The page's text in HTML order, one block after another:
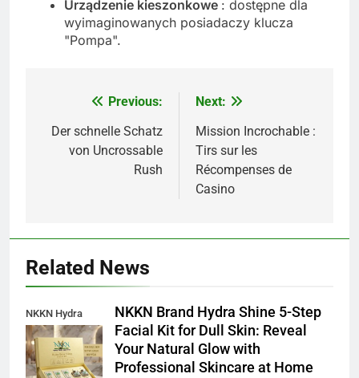
Urządzenie kieszonkowe : dostępne dla
wyimaginowanych posiadaczy klucza
"Pompa".
navigation
Previous:
Der schnelle Schatz
von Uncrossable
Rush
Next:
Mission Incrochable :
Tirs sur les
Récompenses de
Casino
Related News
NKKN Hydra
Shine Facial Kit
For Dull Skin
NKKN Brand Hydra Shine 5-Step
Facial Kit for Dull Skin: Reveal
Your Natural Glow with
Professional Skincare at Home